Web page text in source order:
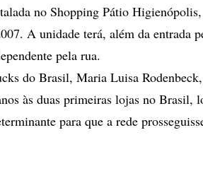
no Shopping Pátio
A unidade terá, além da entrada
pela rua.
do Brasil, Maria Luisa
às duas primeiras lojas no Brasil,
para que a rede